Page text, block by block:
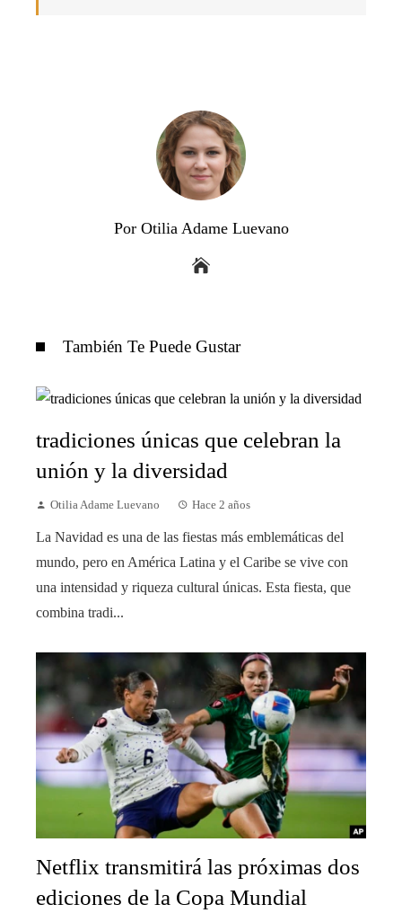
Por Otilia Adame Luevano
También Te Puede Gustar
tradiciones únicas que celebran la
unión y la diversidad
Otilia Adame Luevano Hace 2 años
La Navidad es una de las fiestas más emblemáticas del
mundo, pero en América Latina y el Caribe se vive con
una intensidad y riqueza cultural únicas. Esta fiesta, que
combina tradi...
Netflix transmitirá las próximas dos
ediciones de la Copa Mundial